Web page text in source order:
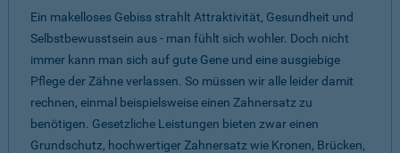
Ein makelloses Gebiss strahlt Attraktivität, Gesundheit und
Selbstbewusstsein aus - man fühlt sich wohler. Doch nicht
immer kann man sich auf gute Gene und eine ausgiebige
Pflege der Zähne verlassen. So müssen wir alle leider damit
rechnen, einmal beispielsweise einen Zahnersatz zu
benötigen. Gesetzliche Leistungen bieten zwar einen
Grundschutz, hochwertiger Zahnersatz wie Kronen, Brücken,